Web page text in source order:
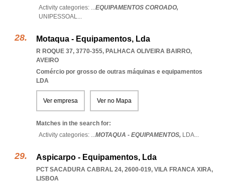
Activity categories: ...EQUIPAMENTOS COROADO,
UNIPESSOAL...
Motaqua - Equipamentos, Lda
R ROQUE 37, 3770-355, PALHACA OLIVEIRA BAIRRO,
AVEIRO
Comércio por grosso de outras máquinas e equipamentos
LDA
Ver empresa Ver no Mapa
Matches in the search for:
Activity categories: ...MOTAQUA - EQUIPAMENTOS, LDA...
Aspicarpo - Equipamentos, Lda
PCT SACADURA CABRAL 24, 2600-019, VILA FRANCA XIRA,
LISBOA